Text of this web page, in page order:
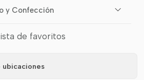
y Confección
de favoritos